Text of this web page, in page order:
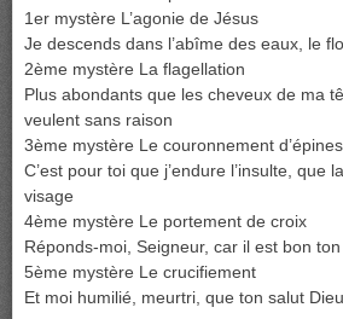
1er mystère L’agonie de Jésus
Je descends dans l’abîme des eaux, le
2ème mystère La flagellation
Plus abondants que les cheveux de ma
veulent sans raison
3ème mystère Le couronnement d’épines
C’est pour toi que j’endure l’insulte, que
visage
4ème mystère Le portement de croix
Réponds-moi, Seigneur, car il est bon
5ème mystère Le crucifiement
Et moi humilié, meurtri, que ton salut